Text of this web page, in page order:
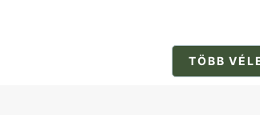
TÖBB